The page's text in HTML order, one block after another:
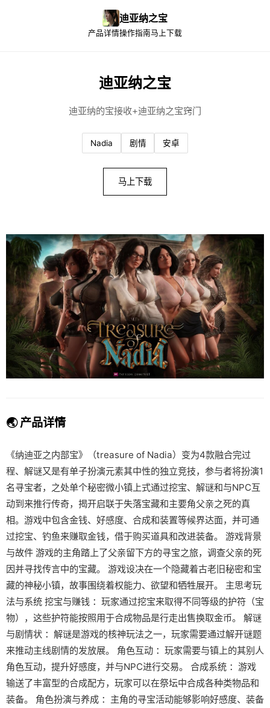
迪亚纳之宝
产品详情操作指南马上下载
迪亚纳之宝
迪亚纳的宝接收+迪亚纳之宝窍门
Nadia 剧情 安卓
马上下载
🌏 产品详情
《纳迪亚之内部宝》（treasure of Nadia）变为4款融合完过
程、解谜又是有单子扮演元素其中性的独立竞技，参与者将扮演1
名寻宝者，之处单个秘密微小镇上式通过挖宝、解谜和与NPC互
动到来推行传奇，揭开启联于失落宝藏和主要角父亲之死的真
相。游戏中包含金钱、好感度、合成和装置等候界达面，并可通
过挖宝、钓鱼来赚取金钱，借于购买道具和改进装备。 游戏背景
与故件 游戏的主角踏上了父亲留下方的寻宝之旅，调查父亲的死
因并寻找传言中的宝藏。 游戏设决在一个隐藏着古老旧秘密和宝
藏的神秘小镇，故事围绕着权能力、欲望和牺牲展开。 主思考玩
法与系统 挖宝与赚钱 ：玩家通过挖宝来取得不同等级的护符（宝
物），这些护符能按照用于合成物品是行走出售换取金币。 解谜
与剧情状 ：解谜是游戏的核神玩法之一，玩家需要通过解开谜题
来推动主线剧情的发放展。 角色互动 ：玩家需要与镇上的其别人
角色互动，提升好感度，并与NPC进行交易。 合成系统 ：游戏
输送了丰富型的合成配方，玩家可以在祭坛中合成各种类物品和
装备。 角色扮演与养成 ：主角的寻宝活动能够影响好感度、装备